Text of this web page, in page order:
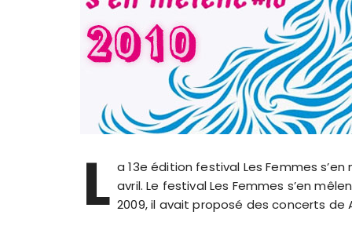
L a 13e édition festival Les Femmes
avril. Le festival Les Femmes s’en
2009, il avait proposé des concerts de